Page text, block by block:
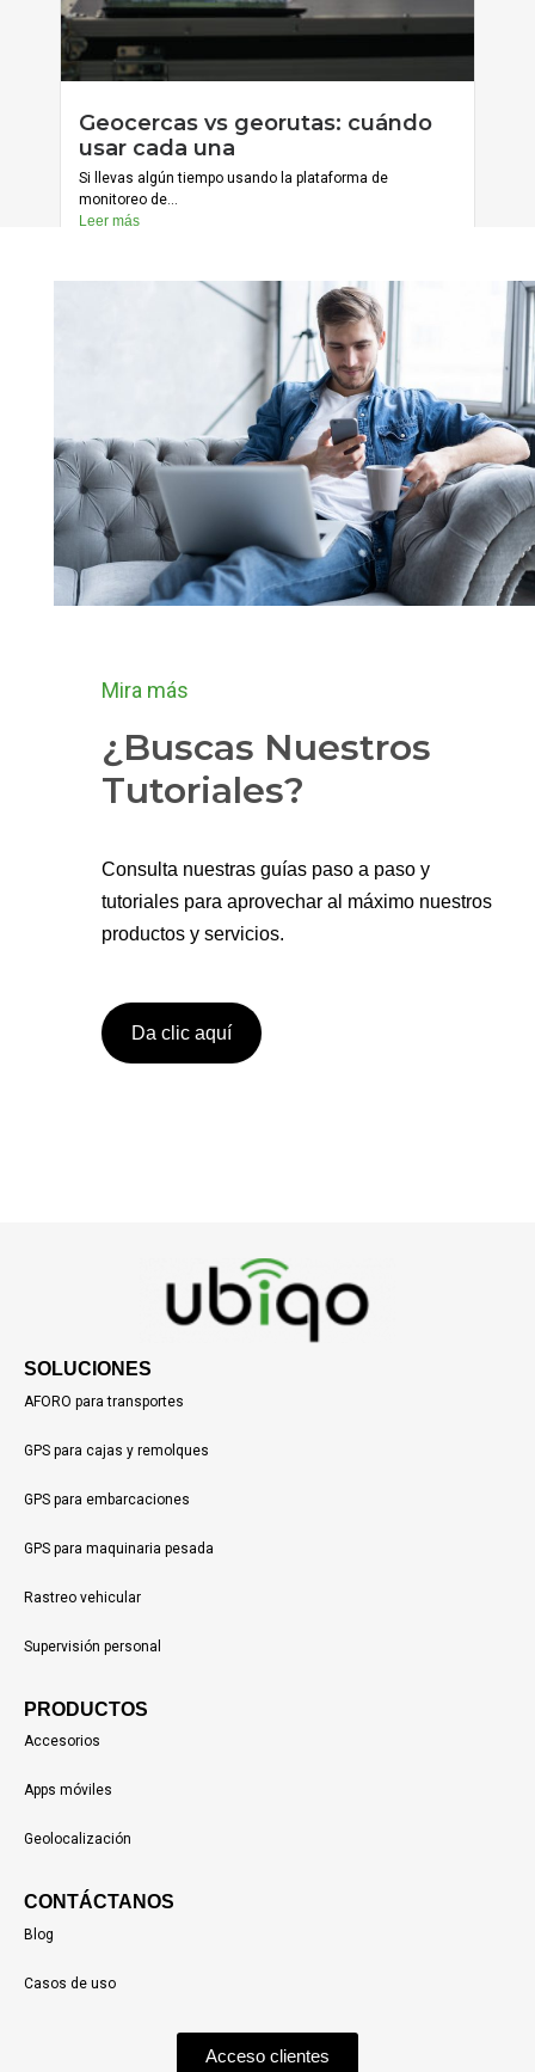
Geocercas vs georutas: cuándo
usar cada una
Si llevas algún tiempo usando la plataforma de
monitoreo de...
Leer más
Cargar más
Mira más
¿Buscas Nuestros
Tutoriales?
Consulta nuestras guías paso a paso y
tutoriales para aprovechar al máximo nuestros
productos y servicios.
Da clic aquí
SOLUCIONES
AFORO para transportes
GPS para cajas y remolques
GPS para embarcaciones
GPS para maquinaria pesada
Rastreo vehicular
Supervisión personal
PRODUCTOS
Accesorios
Apps móviles
Geolocalización
CONTÁCTANOS
Blog
Casos de uso
Acceso clientes